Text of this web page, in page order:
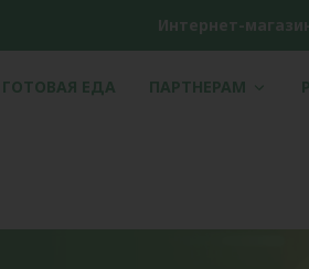
Интернет-
ГОТОВАЯ ЕДА ПАРТНЕРАМ